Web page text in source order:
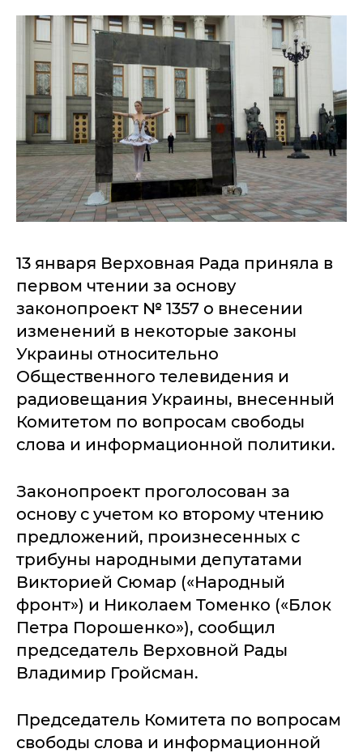
13 января Верховная Рада приняла в
первом чтении за основу
законопроект № 1357 о внесении
изменений в некоторые законы
Украины относительно
Общественного телевидения и
радиовещания Украины, внесенный
Комитетом по вопросам свободы
слова и информационной политики.
Законопроект проголосован за
основу с учетом ко второму чтению
предложений, произнесенных с
трибуны народными депутатами
Викторией Сюмар («Народный
фронт») и Николаем Томенко («Блок
Петра Порошенко»), сообщил
председатель Верховной Рады
Владимир Гройсман.
Председатель Комитета по вопросам
свободы слова и информационной